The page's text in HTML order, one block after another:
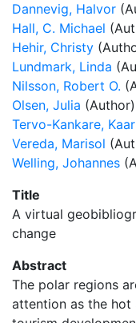
Dannevig, Halvor
Hall, C. Michael
Hehir, Christy
Lundmark, Linda
Nilsson, Robert O.
Olsen, Julia (Author)
Tervo-Kankare,
Vereda, Marisol
Welling, Johannes
Title
A virtual
change
Abstract
The polar regions
attention as the hot